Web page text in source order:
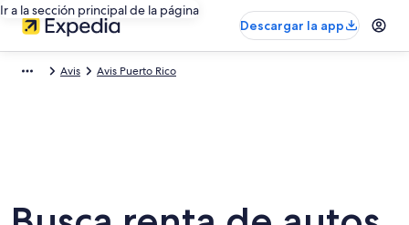
Ir a la sección principal de la página
Descargar la app
Avis Avis Puerto Rico